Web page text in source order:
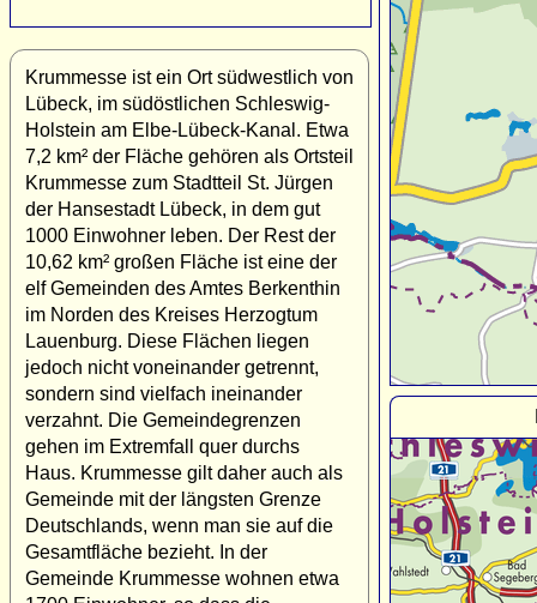
Krummesse ist ein Ort südwestlich von
Lübeck, im südöstlichen Schleswig-
Holstein am Elbe-Lübeck-Kanal. Etwa
7,2 km² der Fläche gehören als Ortsteil
Krummesse zum Stadtteil St. Jürgen
der Hansestadt Lübeck, in dem gut
1000 Einwohner leben. Der Rest der
10,62 km² großen Fläche ist eine der
elf Gemeinden des Amtes Berkenthin
im Norden des Kreises Herzogtum
Lauenburg. Diese Flächen liegen
jedoch nicht voneinander getrennt,
sondern sind vielfach ineinander
verzahnt. Die Gemeindegrenzen
gehen im Extremfall quer durchs
Haus. Krummesse gilt daher auch als
Gemeinde mit der längsten Grenze
Deutschlands, wenn man sie auf die
Gesamtfläche bezieht. In der
Gemeinde Krummesse wohnen etwa